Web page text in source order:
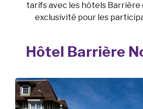
tarifs avec les hôtels Barrière
exclusivité pour les
Hôtel Barrière